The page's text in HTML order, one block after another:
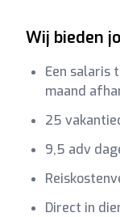
Wij bieden
Een salaris
maand
25
9,5 adv
Direct in